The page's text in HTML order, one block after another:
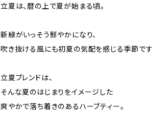
立夏は、暦の上で夏が始まる頃。
新緑がいっそう鮮やかになり、
吹き抜ける風にも初夏の気配を感じる季節です
立夏ブレンドは、
そんな夏のはじまりをイメージした
爽やかで落ち着きのあるハーブティー。